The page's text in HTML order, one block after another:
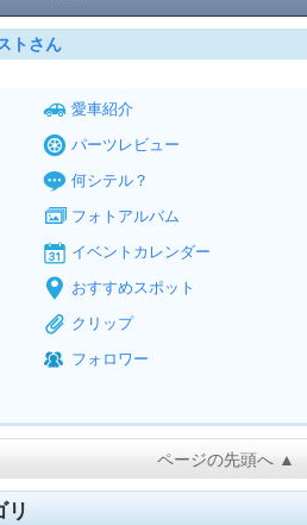
トさん
愛車紹介
パーツレビュー
何シテル？
フォトアルバム
イベントカレンダー
おすすめスポット
クリップ
フォロワー
ページの先頭へ ▲
リ